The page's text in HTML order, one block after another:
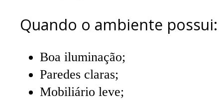
Quando o ambiente possui:
Boa iluminação;
Paredes claras;
Mobiliário leve;